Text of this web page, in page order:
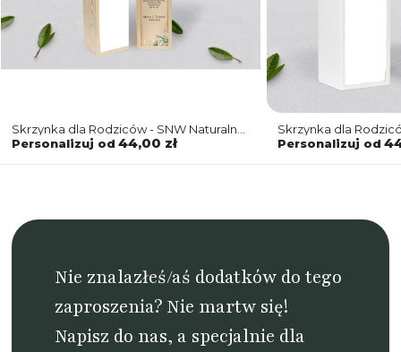
Skrzynka dla Rodziców - SNW Naturalna
Leaves Motyw 1
Personalizuj od 44,00 zł
Skrzynka dla
Leaves Motyw 1
Personalizuj od
Nie znalazłeś/aś dodatków do tego
zaproszenia? Nie martw się!
Napisz do nas, a specjalnie dla